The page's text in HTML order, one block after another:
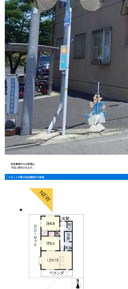
現在募集中のお部屋は
下記に表示されます。
リネット中野の現在募集中の部屋